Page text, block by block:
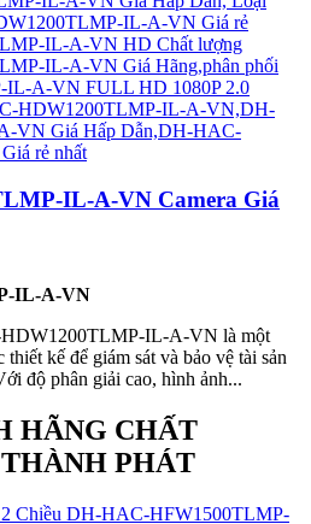
IL-A-VN Camera Giá
IL-A-VN
IL-A-VN là một
kế để giám sát và bảo vệ tài sản
độ phân giải cao, hình ảnh...
HÃNG CHẤT
PHÁT
Chiều DH-HAC-HFW1500TLMP-